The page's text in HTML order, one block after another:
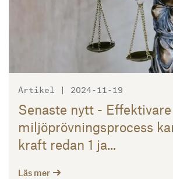
Artikel | 2024-11-19
Senaste nytt - Effektivare
miljöprövningsprocess
kraft redan 1 ja...
Läs mer